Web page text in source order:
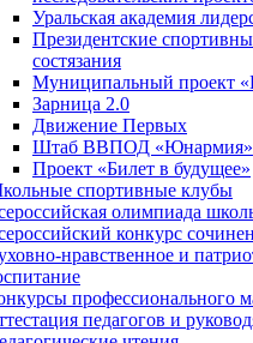
Уральская академия
Президентские
состязания
Муниципальный проект
Зарница 2.0
Движение Первых
Штаб ВВПОД «Юнармия»
Проект «Билет в будущее»
спортивные клубы
олимпиада
конкурс
нравственное и
профессионального
педагогов и